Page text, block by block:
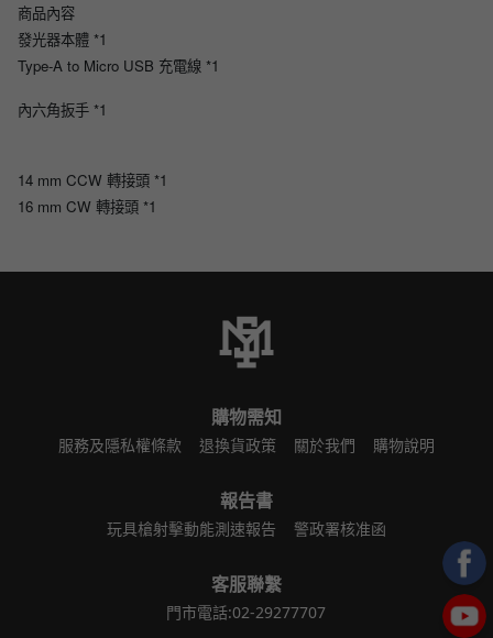
商品內容
發光器本體 *1
Type-A to Micro USB 充電線 *1
內六角扳手 *1
14 mm CCW 轉接頭 *1
16 mm CW 轉接頭 *1
購物需知
服務及隱私權條款 退換貨政策 關於我們 購物說明
報告書
玩具槍射擊動能測速報告 警政署核准函
客服聯繫
門市電話:02-29277707